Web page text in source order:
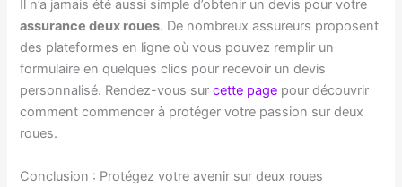
Il n’a jamais été aussi simple d’obtenir un devis pour votre
assurance deux roues. De nombreux assureurs proposent
des plateformes en ligne où vous pouvez remplir un
formulaire en quelques clics pour recevoir un devis
personnalisé. Rendez-vous surcette page pour découvrir
comment commencer à protéger votre passion sur deux
roues.
Conclusion : Protégez votre avenir sur deux roues